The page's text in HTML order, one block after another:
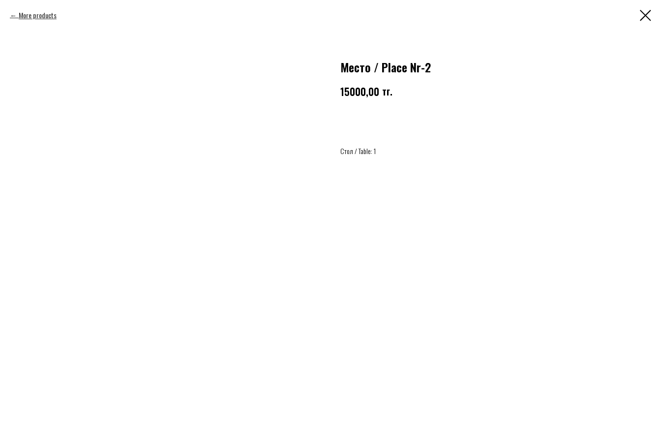
More products
Место / Place Nr-2
15000,00 тг.
Стол / Table: 1